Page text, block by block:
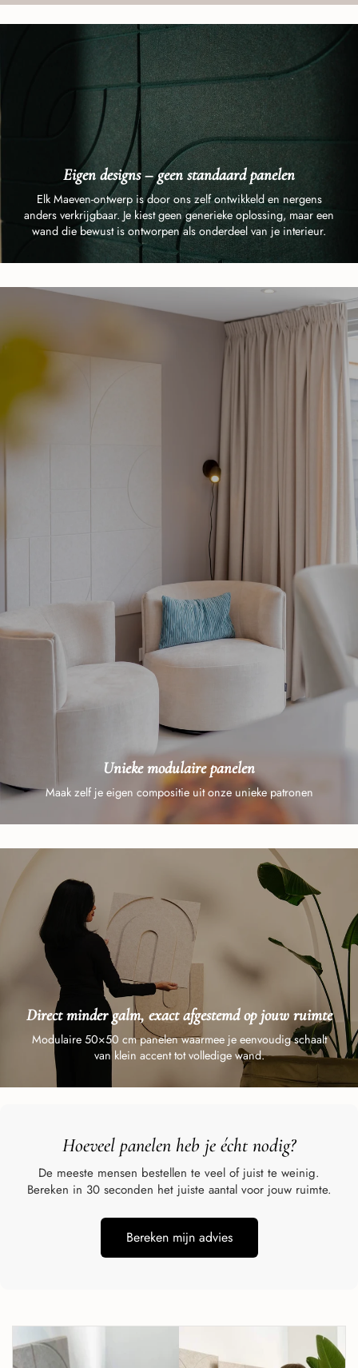
Eigen designs – geen standaard panelen
Elk Maeven-ontwerp is door ons zelf ontwikkeld en nergens
anders verkrijgbaar. Je kiest geen generieke oplossing, maar een
wand die bewust is ontworpen als onderdeel van je interieur.
Unieke modulaire panelen
Maak zelf je eigen compositie uit onze unieke patronen
Direct minder galm, exact afgestemd op jouw ruimte
Modulaire 50×50 cm panelen waarmee je eenvoudig schaalt
van klein accent tot volledige wand.
Hoeveel panelen heb je écht nodig?
De meeste mensen bestellen te veel of juist te weinig.
Bereken in 30 seconden het juiste aantal voor jouw ruimte.
Bereken mijn advies